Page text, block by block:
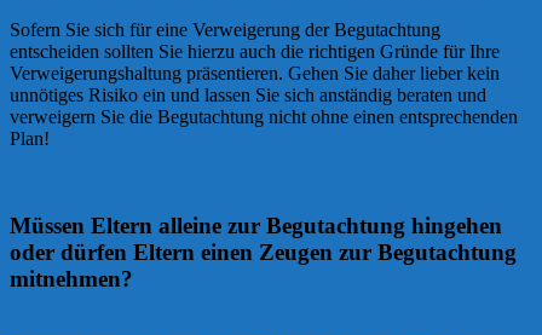
Sofern Sie sich für eine Verweigerung der Begutachtung
entscheiden sollten Sie hierzu auch die richtigen Gründe für Ihre
Verweigerungshaltung präsentieren. Gehen Sie daher lieber kein
unnötiges Risiko ein und lassen Sie sich anständig beraten und
verweigern Sie die Begutachtung nicht ohne einen entsprechenden
Plan!
Müssen Eltern alleine zur Begutachtung hingehen
oder dürfen Eltern einen Zeugen zur Begutachtung
mitnehmen?